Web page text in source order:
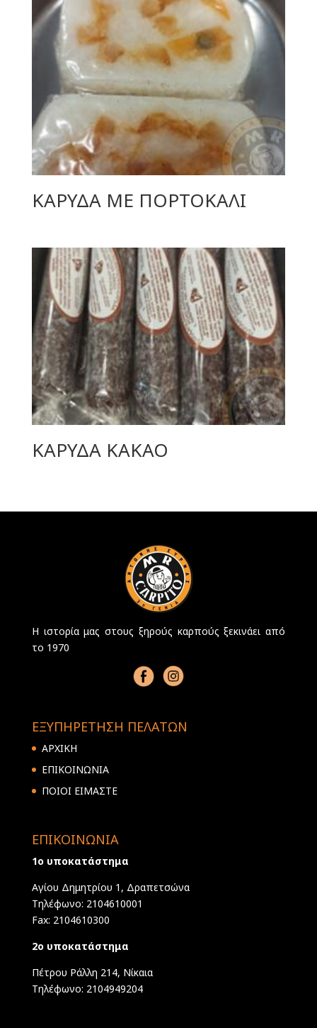
ΚΑΡΥΔΑ ΜΕ ΠΟΡΤΟΚΑΛΙ
ΚΑΡΥΔΑ ΚΑΚΑΟ
Η ιστορία μας στους ξηρούς καρπούς ξεκινάει από
το 1970
ΕΞΥΠΗΡΕΤΗΣΗ ΠΕΛΑΤΩΝ
ΑΡΧΙΚΗ
ΕΠΙΚΟΙΝΩΝΙΑ
ΠΟΙΟΙ ΕΙΜΑΣΤΕ
ΕΠΙΚΟΙΝΩΝΙΑ
1ο υποκατάστημα
Αγίου Δημητρίου 1, Δραπετσώνα
Τηλέφωνο: 2104610001
Fax: 2104610300
2ο υποκατάστημα
Πέτρου Ράλλη 214, Νίκαια
Τηλέφωνο: 2104949204